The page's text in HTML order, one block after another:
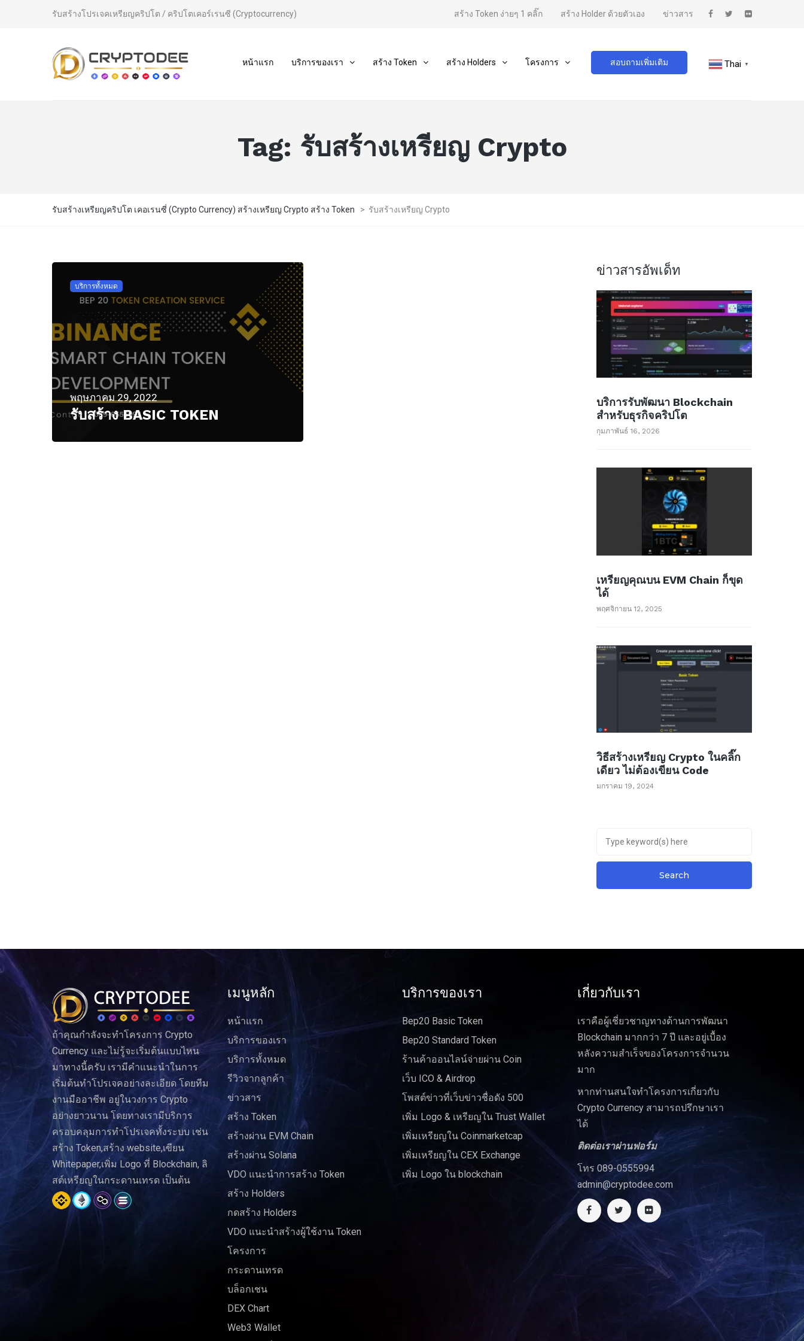
รับสร้างโปรเจคเหรียญคริปโต / คริปโตเคอร์เรนซี (Cryptocurrency) สร้าง Token ง่ายๆ 1 คลิ๊ก สร้าง Holder ด้วยตัวเอง ข่าวสาร
หน้าแรก บริการของเรา สร้าง Token สร้าง Holders โครงการ สอบถามเพิ่มเติม Thai ▼
Tag: รับสร้างเหรียญ Crypto
รับสร้างเหรียญคริปโต เคอเรนซี่ (Crypto Currency) สร้างเหรียญ Crypto สร้าง Token > รับสร้างเหรียญ Crypto
บริการทั้งหมด
พฤษภาคม 29, 2022
รับสร้าง BASIC TOKEN
ข่าวสารอัพเด็ท
บริการรับพัฒนา Blockchain
สำหรับธุรกิจคริปโต
กุมภาพันธ์ 16, 2026
เหรียญคุณบน EVM Chain ก็ขุด
ได้
พฤศจิกายน 12, 2025
วิธีสร้างเหรียญ Crypto ในคลิ๊ก
เดียว ไม่ต้องเขียน Code
มกราคม 19, 2024
ถ้าคุณกำลังจะทำโครงการ Crypto
Currency และไม่รู้จะเริ่มต้นแบบไหน
มาทางนี้ครับ เรามีคำแนะนำในการ
เริ่มต้นทำโปรเจคอย่างละเอียด โดยทีม
งานมืออาชีพ อยู่ในวงการ Crypto
อย่างยาวนาน โดยทางเรามีบริการ
ครอบคลุมการทำโปรเจคทั้งระบบ เช่น
สร้าง Token,สร้าง website,เขียน
Whitepaper,เพิ่ม Logo ที่ Blockchain, ลิ
สต์เหรียญในกระดานเทรด เป็นต้น
เมนูหลัก
หน้าแรก
บริการของเรา
บริการทั้งหมด
รีวิวจากลูกค้า
ข่าวสาร
สร้าง Token
สร้างผ่าน EVM Chain
สร้างผ่าน Solana
VDO แนะนำการสร้าง Token
สร้าง Holders
กดสร้าง Holders
VDO แนะนำสร้างผู้ใช้งาน Token
โครงการ
กระดานเทรด
บล็อกเชน
DEX Chart
Web3 Wallet
บริการของเรา
Bep20 Basic Token
Bep20 Standard Token
ร้านค้าออนไลน์จ่ายผ่าน Coin
เว็บ ICO & Airdrop
โพสต์ข่าวที่เว็บข่าวชื่อดัง 500
เพิ่ม Logo & เหรียญใน Trust Wallet
เพิ่มเหรียญใน Coinmarketcap
เพิ่มเหรียญใน CEX Exchange
เพิ่ม Logo ใน blockchain
เกี่ยวกับเรา
เราคือผู้เชี่ยวชาญทางด้านการพัฒนา
Blockchain มากกว่า 7 ปี และอยู่เบื้อง
หลังความสำเร็จของโครงการจำนวน
มาก
หากท่านสนใจทำโครงการเกี่ยวกับ
Crypto Currency สามารถปรึกษาเรา
ได้
ติดต่อเราผ่านฟอร์ม
โทร 089-0555994
admin@cryptodee.com